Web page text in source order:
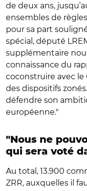
de deux ans,
ensembles de
pour sa part
spécial, député
supplémentaire
connaissance du
coconstruire avec
des dispositifs
défendre son
européenne."
"Nous ne
qui sera voté
Au total, 13.900
ZRR, auxquelles il